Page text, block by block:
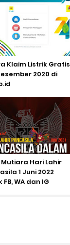
Klaim Listrik Gratis
2020 di
Hari Lahir
1 Juni 2022
FB, WA dan IG